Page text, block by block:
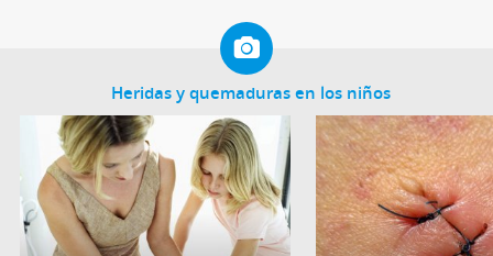
Heridas y quemaduras en los niños